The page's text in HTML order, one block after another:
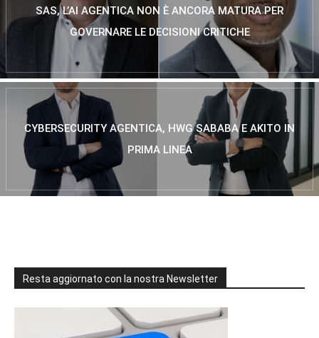
SAS, L’AI AGENTICA NON È ANCORA MATURA PER
GOVERNARE LE DECISIONI CRITICHE
CYBERSECURITY AGENTICA, HWG SABABA E AKITO IN
PRIMA LINEA
Resta aggiornato con la nostra Newsletter